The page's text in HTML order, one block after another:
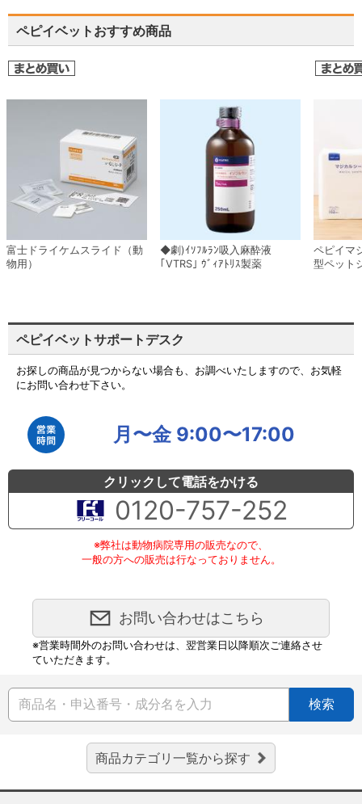
ペピイベットおすすめ商品
富士ドライケムスライド（動
物用）
◆劇)ｲｿﾌﾙﾗﾝ吸入麻酔液
｢VTRS｣ ｳﾞｨｱﾄﾘｽ製薬
ペピイマ
型ペット
ペピイベットサポートデスク
お探しの商品が見つからない場合も、お調べいたしますので、お気軽
にお問い合わせ下さい。
月〜金 9:00〜17:00
クリックして電話をかける
0120-757-252
※弊社は動物病院専用の販売なので、
一般の方への販売は行なっておりません。
お問い合わせはこちら
※営業時間外のお問い合わせは、翌営業日以降順次ご連絡させ
ていただきます。
検索
商品カテゴリ一覧から探す